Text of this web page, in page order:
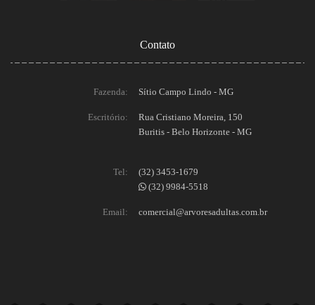
Contato
Fazenda: Sítio Campo Lindo - MG
Escritório:
Rua Cristiano Moreira, 150
Buritis - Belo Horizonte - MG
Tel:
(32) 3453-1679
(32) 9984-5518
Email: comercial@arvoresadultas.com.br